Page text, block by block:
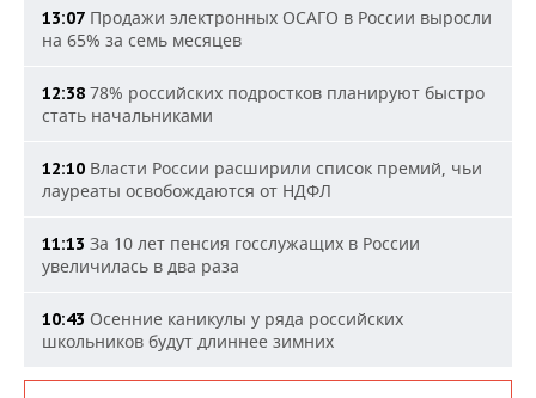
13:07 Продажи электронных ОСАГО в России выросли
на 65% за семь месяцев
12:38 78% российских подростков планируют быстро
стать начальниками
12:10 Власти России расширили список премий, чьи
лауреаты освобождаются от НДФЛ
11:13 За 10 лет пенсия госслужащих в России
увеличилась в два раза
10:43 Осенние каникулы у ряда российских
школьников будут длиннее зимних